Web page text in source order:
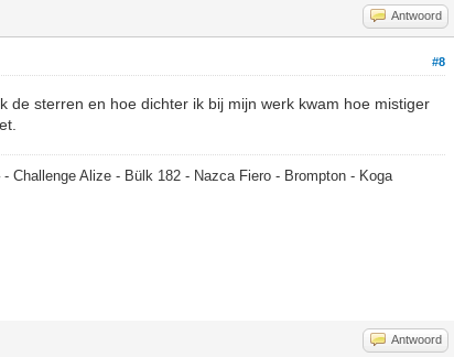
Antwoord
#8
de sterren en hoe dichter ik bij mijn werk kwam hoe mistiger
- Challenge Alize - Bülk 182 - Nazca Fiero - Brompton - Koga
Antwoord